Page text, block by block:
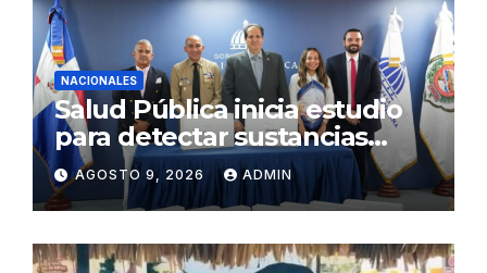
NACIONALES
Salud Pública inicia estudio
para detectar sustancias
psicoactivas en conductores
accidentados
AGOSTO 9, 2026 ADMIN